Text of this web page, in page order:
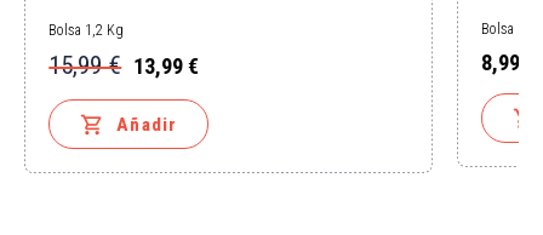
Bolsa 1,2 Kg
Precio
base
15,99 €
Precio 13,99 €
 Añadir
Bolsa 1
Precio
8,99 €
